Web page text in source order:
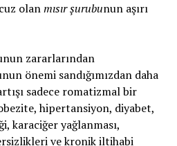
olanmısır şurubunun aşırı
zararlarından
önemi sandığımızdan daha
sadece romatizmal bir
hipertansiyon, diyabet,
karaciğer yağlanması,
ve kronik iltihabi